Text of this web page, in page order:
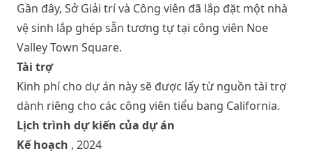
Gần đây, Sở Giải trí và Công viên đã lắp đặt một nhà
vệ sinh lắp ghép sẵn tương tự tại công viên Noe
Valley Town Square.
Tài trợ
Kinh phí cho dự án này sẽ được lấy từ nguồn tài trợ
dành riêng cho các công viên tiểu bang California.
Lịch trình dự kiến ​​của dự án
Kế hoạch , 2024